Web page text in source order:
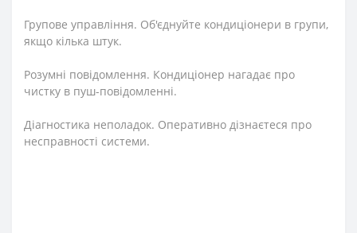
Групове управління. Об'єднуйте кондиціонери в групи,
якщо кілька штук.
Розумні повідомлення. Кондиціонер нагадає про
чистку в пуш-повідомленні.
Діагностика неполадок. Оперативно дізнаєтеся про
несправності системи.